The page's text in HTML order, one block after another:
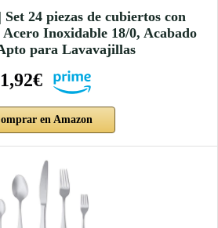
24 piezas de cubiertos con
Inoxidable 18/0, Acabado
para Lavavajillas
en Amazon